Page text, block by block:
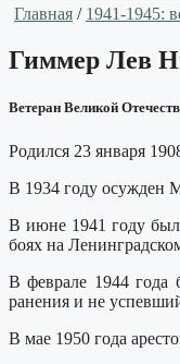
Главная / 1941-1945:
Гиммер Лев
Ветеран Великой
Родился 23 января
В 1934 году осужден
В июне 1941 году был
боях на
В феврале 1944 года
ранения и не
В мае 1950 года